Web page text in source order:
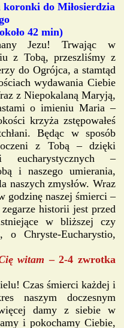
koronki do Miłosierdzia
42 min)
Jezu! Trwając w
z Tobą, przeszliśmy z
do Ogrójca, a stamtąd
wydawania Ciebie
z Niepokalaną Maryją,
o imieniu Maria –
krzyża zstępowałeś
Będąc w sposób
z Tobą – dzięki
–
i naszego umierania,
naszych zmysłów. Wraz
godzinę naszej śmierci –
historii jest przed
w bliższej czy
o Chryste-Eucharystio,
witam– 2-4 zwrotka
Czas śmierci każdej i
naszym doczesnym
damy z siebie w
i pokochamy Ciebie,